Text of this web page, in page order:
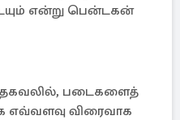
என்று பென்டகன்
தகவலில், படைகளைத்
எவ்வளவு விரைவாக